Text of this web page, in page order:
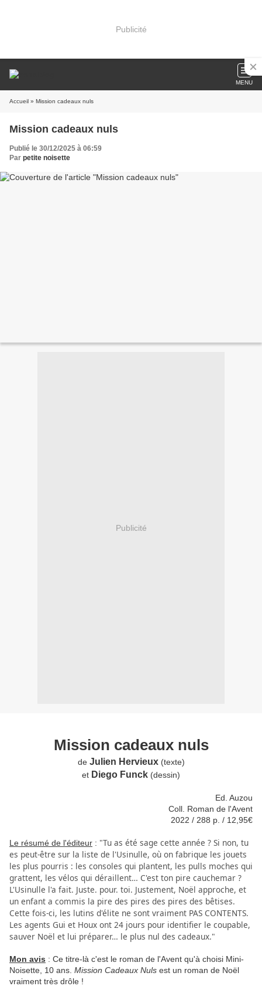
Publicité
MENU
Accueil » Mission cadeaux nuls
Mission cadeaux nuls
Publié le 30/12/2025 à 06:59
Par petite noisette
Publicité
Mission cadeaux nuls
de Julien Hervieux(texte)
et Diego Funck (dessin)
Ed. Auzou
Coll. Roman de l'Avent
2022 / 288 p. / 12,95€
Le résumé de l'éditeur : "Tu as été sage cette année ? Si non, tu
es peut-être sur la liste de l'Usinulle, où on fabrique les jouets
les plus pourris : les consoles qui plantent, les pulls moches qui
grattent, les vélos qui déraillent… C'est ton pire cauchemar ?
L'Usinulle l'a fait. Juste. pour. toi. Justement, Noël approche, et
un enfant a commis la pire des pires des pires des bêtises.
Cette fois-ci, les lutins d'élite ne sont vraiment PAS CONTENTS.
Les agents Gui et Houx ont 24 jours pour identifier le coupable,
sauver Noël et lui préparer… le plus nul des cadeaux."
Mon avis : Ce titre-là c'est le roman de l'Avent qu'à choisi Mini-
Noisette, 10 ans. Mission Cadeaux Nuls est un roman de Noël
vraiment très drôle !